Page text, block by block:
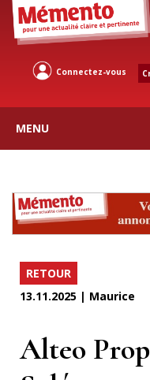
Connectez-vous
MENU
RETOUR
13.11.2025 | Maurice
Alteo